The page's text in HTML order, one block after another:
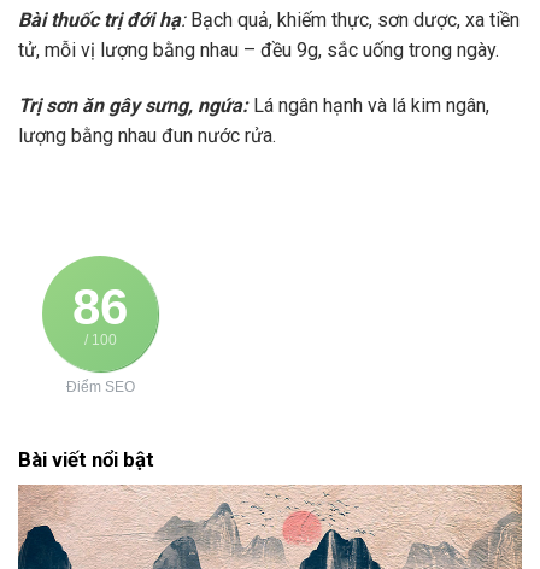
Bài thuốc trị đới hạ:Bạch quả, khiếm thực, sơn dược, xa tiền
tử, mỗi vị lượng bằng nhau – đều 9g, sắc uống trong ngày.
Trị sơn ăn gây sưng, ngứa: Lá ngân hạnh và lá kim ngân,
lượng bằng nhau đun nước rửa.
86
/ 100
Điểm SEO
Bài viết nổi bật